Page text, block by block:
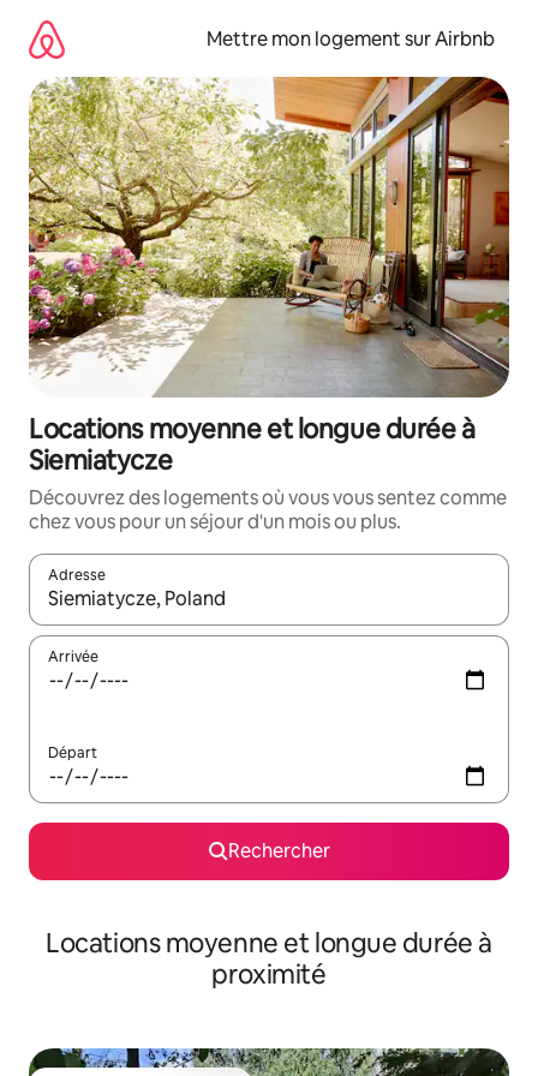
directement
contenu
Mettre mon logement sur Airbnb
Locations moyenne et longue durée à
Siemiatycze
Découvrez des logements où vous vous sentez comme
chez vous pour un séjour d'un mois ou plus.
Adresse
Lorsque les résultats s'affichent, utilisez les flèches vers le
Arrivée
Départ
Rechercher
Locations moyenne et longue durée à
proximité